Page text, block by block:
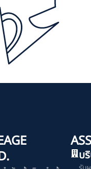
บ